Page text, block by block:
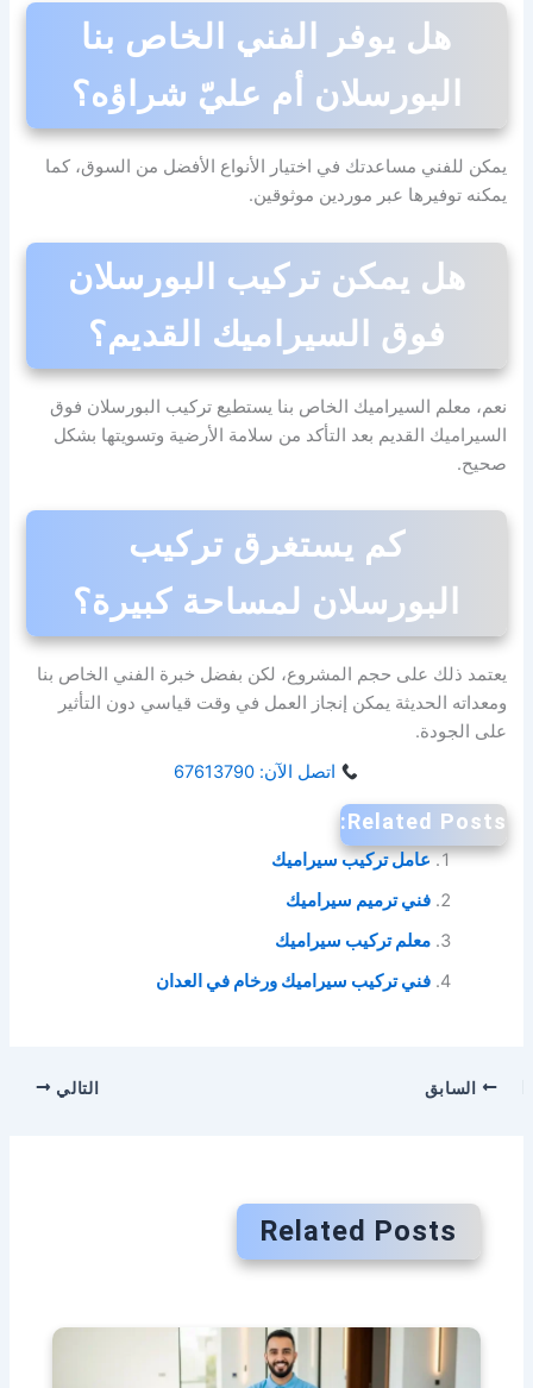
هل يوفر الفني الخاص بنا
البورسلان أم عليّ شراؤه؟
يمكن للفني مساعدتك في اختيار الأنواع الأفضل من السوق، كما
يمكنه توفيرها عبر موردين موثوقين.
هل يمكن تركيب البورسلان
فوق السيراميك القديم؟
نعم، معلم السيراميك الخاص بنا يستطيع تركيب البورسلان فوق
السيراميك القديم بعد التأكد من سلامة الأرضية وتسويتها بشكل
صحيح.
كم يستغرق تركيب
البورسلان لمساحة كبيرة؟
يعتمد ذلك على حجم المشروع، لكن بفضل خبرة الفني الخاص بنا
ومعداته الحديثة يمكن إنجاز العمل في وقت قياسي دون التأثير
على الجودة.
اتصل الآن: 67613790
Related Posts:
عامل تركيب سيراميك
فني ترميم سيراميك
معلم تركيب سيراميك
فني تركيب سيراميك ورخام في العدان
السابق التالي
Related Posts